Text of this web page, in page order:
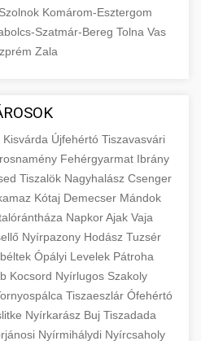
Komárom-Esztergom
Szatmár-Bereg Tolna Vas
Zala
Kisvárda Újfehértó Tiszavasvári
Fehérgyarmat Ibrány
Tiszalök Nagyhalász Csenger
Kótaj Demecser Mándok
NapkorAjak Vaja
Nyírpazony Hodász Tuzsér
Ópályi Levelek Pátroha
Kocsord Nyírlugos Szakoly
Tiszaeszlár Ófehértó
Nyírkarász Buj Tiszadada
Nyírmihálydi Nyírcsaholy